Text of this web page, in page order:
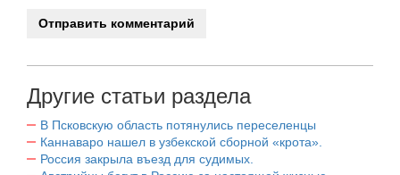
Другие статьи раздела
В Псковскую область потянулись переселенцы
Каннаваро нашел в узбекской сборной «крота».
Россия закрыла въезд для судимых.